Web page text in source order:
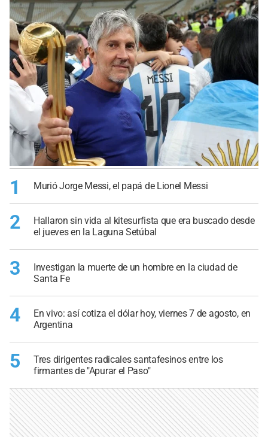
1 Murió Jorge Messi, el papá de Lionel Messi
2
Hallaron sin vida al kitesurfista que era buscado desde
el jueves en la Laguna Setúbal
3
Investigan la muerte de un hombre en la ciudad de
Santa Fe
4
En vivo: así cotiza el dólar hoy, viernes 7 de agosto, en
Argentina
5
Tres dirigentes radicales santafesinos entre los
firmantes de "Apurar el Paso"